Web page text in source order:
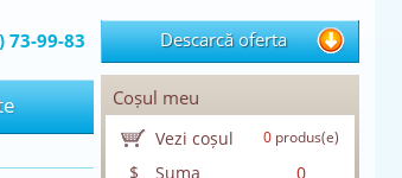
73-99-83 Descarcă oferta
Coșul meu
Vezi coșul 0produs(e)
$ Suma 0